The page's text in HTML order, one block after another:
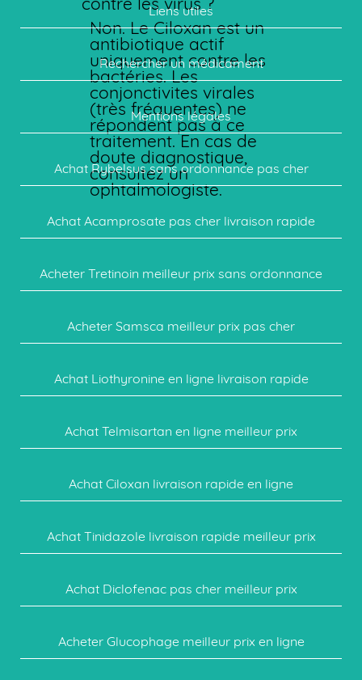
Non. Le Ciloxan est un
antibiotique actif
uniquement contre les
bactéries. Les
conjonctivites virales
(très fréquentes) ne
répondent pas à ce
traitement. En cas de
doute diagnostique,
consultez un
ophtalmologiste.
Liens utiles
Rechercher un médicament
Mentions légales
Achat Rybelsus sans ordonnance pas cher
Achat Acamprosate pas cher livraison rapide
Acheter Tretinoin meilleur prix sans ordonnance
Acheter Samsca meilleur prix pas cher
Achat Liothyronine en ligne livraison rapide
Achat Telmisartan en ligne meilleur prix
Achat Ciloxan livraison rapide en ligne
Achat Tinidazole livraison rapide meilleur prix
Achat Diclofenac pas cher meilleur prix
Acheter Glucophage meilleur prix en ligne